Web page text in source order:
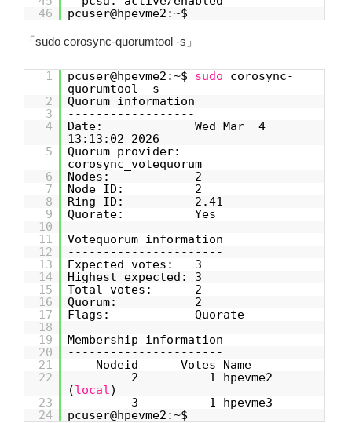
46
pcuser@hpevme2:~$
「sudo corosync-quorumtool -s」
1 pcuser@hpevme2:~$ sudo
corosync-
quorumtool -s
2
Quorum information
3
------------------
4
Date: Wed Mar 4
13:13:02 2026
5
Quorum provider:
corosync_votequorum
6
Nodes: 2
7
Node ID: 2
8
Ring ID: 2.41
9
Quorate: Yes
10
11
Votequorum information
12
----------------------
13
Expected votes: 3
14
Highest expected: 3
15
Total votes: 2
16
Quorum: 2
17
Flags: Quorate
18
19
Membership information
20
----------------------
21
Nodeid Votes Name
22
2 1 hpevme2
(local)
23
3 1 hpevme3
24
pcuser@hpevme2:~$